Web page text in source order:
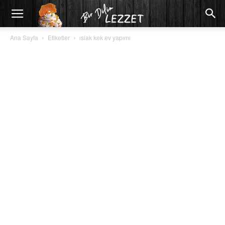
Ana Sayfa Etiketler ıslak kek ev yapımı